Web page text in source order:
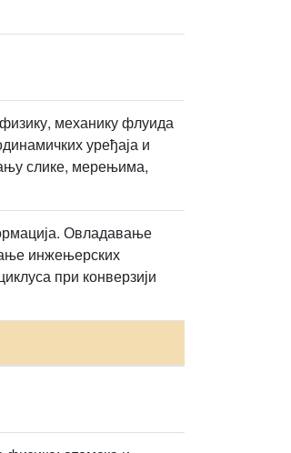
механику флуида
уређаја и
слике, мерењима,
Овладавање
инжењерских
при конверзији